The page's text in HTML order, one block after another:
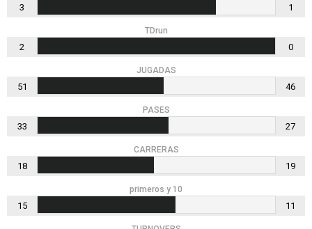
3 1
TDrun
2 0
JUGADAS
51 46
PASES
33 27
CARRERAS
18 19
primeros y 10
15 11